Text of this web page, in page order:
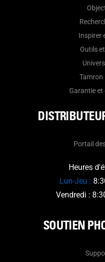
Inspirer
Outils
Tamron
Garantie
Portail
Heures
Lun-Jeu :
Vendredi :
SOUTIEN